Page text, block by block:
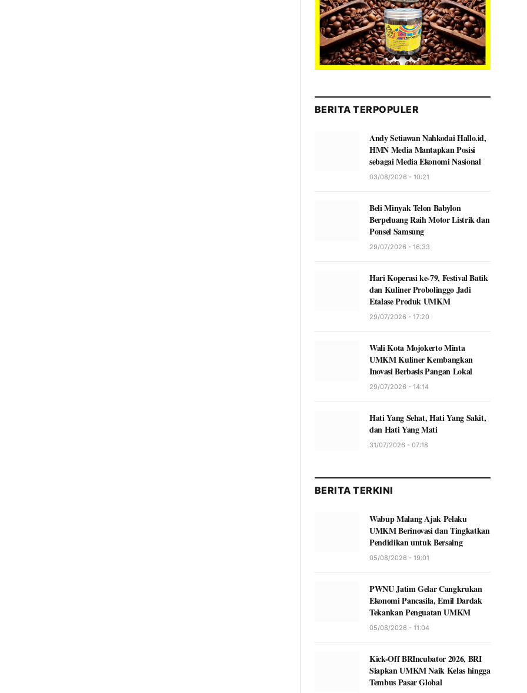
BERITA TERPOPULER
Andy Setiawan Nahkodai Hallo.id,
HMN Media Mantapkan Posisi
sebagai Media Ekonomi Nasional
03/08/2026 - 10:21
Beli Minyak Telon Babylon
Berpeluang Raih Motor Listrik dan
Ponsel Samsung
29/07/2026 - 16:33
Hari Koperasi ke-79, Festival Batik
dan Kuliner Probolinggo Jadi
Etalase Produk UMKM
29/07/2026 - 17:20
Wali Kota Mojokerto Minta
UMKM Kuliner Kembangkan
Inovasi Berbasis Pangan Lokal
29/07/2026 - 14:14
Hati Yang Sehat, Hati Yang Sakit,
dan Hati Yang Mati
31/07/2026 - 07:18
BERITA TERKINI
Wabup Malang Ajak Pelaku
UMKM Berinovasi dan Tingkatkan
Pendidikan untuk Bersaing
05/08/2026 - 19:01
PWNU Jatim Gelar Cangkrukan
Ekonomi Pancasila, Emil Dardak
Tekankan Penguatan UMKM
05/08/2026 - 11:04
Kick-Off BRIncubator 2026, BRI
Siapkan UMKM Naik Kelas hingga
Tembus Pasar Global